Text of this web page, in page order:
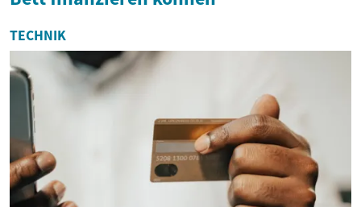
TECHNIK